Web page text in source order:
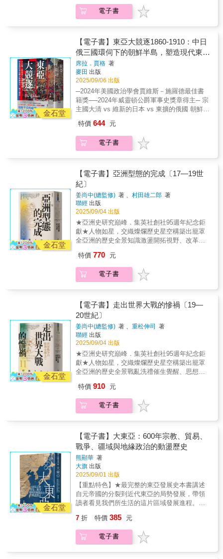
日文基礎的讀者，可進一步深化日語的程度；
「五大類精選漢字」則分為稱呼用語篇、食衣
住行篇、身體健康篇、教養學習篇、社會生活
與「日常生活息息相關」的用詞。「大丈夫」
和你家老公沒有關係！如果有日本人說：「我
很丈夫，大丈夫。」請各位不要嘲笑對方，人
家說的是「我很健康，請你放心」的意思。
「勉強」是要你學更多東西！日語的「勉強」
本來和漢語一樣，都是「做不願意做的事」，
直到明治時代以後，為了得到知識而努力被認
為是一種美德，於是「勉強」的意義逐漸與
兒？「娘」在日文世界中是「女兒」，在現代
指年輕女子。由這點看來，日本的「娘」，用
法應該承自古代漢語。「大手」和正門有什麼
關係？「大手」是大企業、大公司、大戶頭、
大主顧之意，用在城堡建築上，便是「前
門」、「正門」。日本全國各地都有「大手
町」地名，表示往昔位於城郭正門附近。日語
漢字大不同，中文與日文間密不可分的文化關
係，全在《漢字日本》。
一格的旅行方式使他成為二十世紀最後的浪漫
旅行家，他的行蹤文字也成了二十世紀最重要
籍」之一· 被視為對消失中的貝都人生活方式
最後的見證· 與 《阿拉伯的勞倫斯》並列為對
阿拉伯文化最為尊重與深入的經典作有位詩人
曾說過，旅行的浪漫，一方面是來自於對冒險
的期待，一方面則是潛意識裡的衝動。然而，
對於威福瑞‧塞西格，也許挑戰險惡強烈的信念
更甚於內在的欲望吧！因此，置身於文明世界
的他總有身心錯位的不安，他渴望找到一個可
以「安心」之所，讓自由完全釋放的天地。顯
然，阿拉伯半島南部那片荒旱狂野的沙漠——
念，也是「安頓身心」的樂園。其實，塞西格
與行旅的交集其來有自，早在孩提時代即因為
父親的職務遊歷過阿比西尼亞沙漠，目睹凱旋
駝、土著……這些景象模糊卻鮮明地刻印在塞
西格的記憶裡，如渠中水順理成章地將塞西格
引領進探險的生命之路，也將他帶入阿拉伯南
部那浩瀚無垠、深沉莫測的無情荒漠。那是一
處見不著季節更迭、草木消長的不毛沙地，粗
礪、荒涼、寂寥，一般人視之為死亡境地，塞
西格卻獨鍾情於這處「空白之地」。先是一九
四六年，他從薩拉拉出發，經穆辛深入沙漠，
九四七年再度穿越「空白之地」，沿途跋涉無
中不僅飽受自然環境的煎熬，還得不時面臨部
落盜匪的威脅……。種種的艱難險阻，以及如
何一一化險為夷的經過，全化為《阿拉伯沙
地》裡真切醇厚、生動風趣的故事；尤其塞西
格如詩般卻幽默的文字，更是將沙漠子民貝都
人真摯獨特的生活型態鮮活地呈現，令人讀後
意韻無窮。 《阿拉伯沙地》不只是一部探險記
述，更是對貝都人與消逝游牧世界的頌歌。塞
西格以誠摯敬意帶領讀者進入一個極端而純粹
的沙漠世界，是所有愛好探索的人必讀經典。
電子書
金石堂
【電子書】東亞大競逐1860-1910：中日
俄三國環伺下的朝鮮半島，塑造現代東亞
權力版圖的另一場大博弈
席拉．賈格 著
麥田 出版
2025/09/06 出版
─2024年美國政治學會賈維斯－施羅德最佳書
籍獎──2024年威靈頓公爵軍事史獎章得主─ 宗
主國大清 vs 維新的日本 vs 東擴的俄國 朝鮮半
中央研究院歷史語言研究所博士後研究員周雪
舫 輔仁大學歷史學系兼任教授長谷川正人
國立臺灣大學歷史學系助理教授曾寶滿 國立
薦 外交攻防╳軍事分析╳敘事史，再探現代東
亞與帝國爭霸的新視角 作者席拉・賈格以
十九世紀中期至二十世紀初期的朝鮮半島為舞
台，講述了一場規模不亞於英俄大博弈的「東
亞大競逐」。其以敘事史筆法展開書寫，將各
國對於朝鮮及自身利益的打算梳理得淺顯易
懂，加上對歷史人物性格與動機的生動側寫，
以及別具真實感的敘事方式，令人彷彿置身外
交辭令齊發、勾心鬥角的談判桌上。而在軍事
行動方面，則仔細考證了當時報章雜誌、記者
明每場戰役的發展都牽動著國際情勢變化，更
從戰爭的角度看見各國面對東亞局勢時的軍事
實力與策略運用。 彼時的大國衝突，延伸
戰、千島群島主權問題、釣魚台列嶼主權問
題、中國與俄羅斯為了「重返榮耀」再度擴張
的野心……透過本書，我們得以回溯這些議題
的開端，從朝鮮半島跌宕起伏的命運，洞見當
今東亞地緣政治的複雜糾葛究竟如何成形。▎
朝鮮半島的困境──內部主政者無力、派系分
裂，外部面臨列強虎視眈眈 一八六三年，
哲宗駕崩。由於其膝下無子，神貞王后趙氏便
干政的父親興宣大院君，以及手段強硬的妻子
主導權，即便親政後一改先前父親的排外態
度，轉而與列強來往，卻也接連簽下多項不平
等條約。 朝鮮當局除了要面對國內的不滿
聲浪與派系分裂，還有宗主國大清的反覆、日
本的強勢叩門，以及俄國蠶食宮廷內部的企
圖，內外問題接踵而至，令其進退維谷。▎中
國、日本、俄國有何盤算──介入內政、強推改
革、滲透宮廷……無所不用其極 大清是朝
鮮的宗主國。起初表示「兩國雖為宗藩關係，
但朝鮮仍保有其自治權」，但這般態度卻為日
本大開方便之門。雖曾在壬午兵變後試圖加強
對朝鮮的控制，未料日後爆發東學黨之亂，中
日聯合出兵鎮壓，隨之而來的衝突最終導致甲
午戰爭。戰敗後於《馬關條約》中承認朝鮮完
全獨立自主，就此喪失宗主權。 正值維新
時期的日本，此時走在成為帝國的路上。起初
特價 644 元
電子書
金石堂
【電子書】亞洲型態的完成〔17—19世
紀〕
姜尚中(總監修) 著 、村田雄二郎 著
聯經 出版
2025/09/04 出版
★亞洲史研究巔峰．集英社創社95週年紀念鉅
獻★人物如星，交織燦爛歷史星空構築出籠罩
全亞洲的歷史全景知識激盪開拓視野、改革思
記：•羽地朝秀與雨森芳洲：鎖國時代的知識
人，開展東亞外交與世界觀。•德川綱吉與荻生
徂徠：儒學治理與學術革新，重塑近世日本秩
里：以軍事崛起撼動帝國，越南與印度的反抗
之聲。•拉姆．莫漢．羅伊與米德哈特．帕夏：
宗教改革與憲政實驗，探索現代國家的可能。•
克涅薩熱與容閎：教育先鋒走向世界，連結亞
洲與近代思想。•慈禧太后與袁世凱：在清帝國
末路中掌權，掙扎於保守與改革之間。「亞洲
人物史」第八卷聚焦於十七至十九世紀亞洲的
轉型人物，他們生於帝國秩序即將崩解之時，
站在傳統與現代、東方與西方交會的歷史十字
路口。有的在強勢統治中尋求變革，有的從邊
度內部追求改革。他們的思想與行動不只回應
當時困境，也開啟了亞洲各國探索「國家」、
「社會」、「人民」的新篇章。本卷呈現的不
歷史網絡：在清朝與鄂圖曼帝國調整治理策略
的同時，日本、朝鮮、越南、印度與東南亞也
面對貿易擴張、軍事衝突與思想激盪的挑戰。
這些交錯的經驗，編織出「亞洲型態」逐漸成
形的脈絡。《亞洲型態的完成》探討近世亞洲
如何在全球化初潮與西力東漸的壓力下，逐步
形成各自的現代政治文化與社會樣貌。從教育
改革到宗教振興，從軍事動員到外交實踐，這
形，也為理解當代亞洲困境與希望提供關鍵視
德川吉宗／荻生徂徠／李瀷／乾隆皇帝／阮惠
／海德爾．阿里／拉姆．莫漢．羅伊／米德哈
特．帕夏／克涅薩熱／容閎／慈禧太后／袁世
特價 770 元
電子書
金石堂
【電子書】走出世界大戰的慘禍〔19—
20世紀〕
姜尚中(總監修) 著 、重松伸司 著
聯經 出版
2025/09/04 出版
★亞洲史研究巔峰．集英社創社95週年紀念鉅
獻★人物如星，交織燦爛歷史星空構築出籠罩
全亞洲的歷史全景戰亂洗禮催生覺醒、思想奔
記：• 金性洙與金天海：在殖民體制下追尋民族
與藝術的可能性。• 蔣介石與宋氏家族：近代中
國政權轉型的推手與象徵。• 胡適與毛澤東：從
徵。• 摩薩台與昭和天皇：帝國秩序的挑戰者與
見證者。• 岩生成一與尾崎秀實：東亞政治轉折
中的異見與行動。• 中野重治與林達夫：知識人
如何在時代的縫隙中堅守思考與書寫。• 李香蘭
與山代巴：女性身影在民族、性別與國家敘事
中的複雜交錯。本卷描繪二十世紀前五十年間
的亞洲風景，一個飽經兩次世界大戰與殖民體
制劇變的年代。西方帝國權力崩解之際，亞洲
各地開始思索現代化方向。民族主義席捲各
地，與之共生或對立的是革命運動、社會改
過獨立運動、語言運動與思想實踐，形塑出屬
於自己的「國族自我」，並在民主與專制、自
由與秩序之間拉鋸。這一時期的歷史人物，不
特價 910 元
電子書
金石堂
【電子書】大東亞：600年宗教、貿易、
戰爭、疆域與地緣政治的動盪歷史
熊顯華 著
大旗 出版
2025/09/01 出版
【重點特色】★最完整的東亞發展史本書講述
自元帝國的分裂到近代東亞的局勢發展，帶領
讀者看見我們所生活的這片區域發展進程。★
片，讓讀者從中身歷其境，感受那些影響東亞
歷史的關鍵。
7 折 特價 385 元
電子書